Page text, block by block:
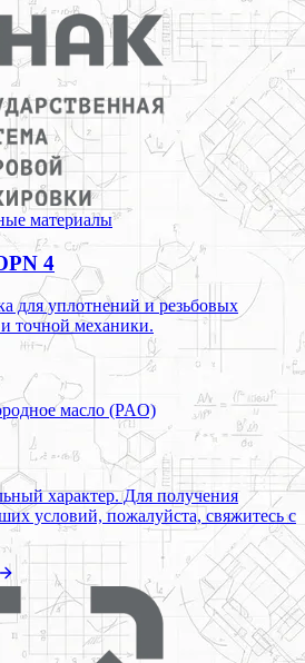
материалы
4
для уплотнений и резьбовых
точной механики.
масло (PAO)
характер. Для получения
условий, пожалуйста, свяжитесь с